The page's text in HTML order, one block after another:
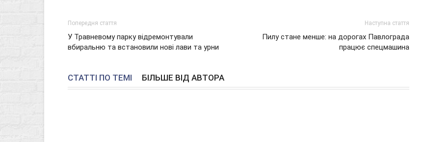
Попередня стаття
У Травневому парку відремонтували
вбиральню та встановили нові лави та урни
Наступна стаття
Пилу стане менше: на дорогах Павлограда
працює спецмашина
СТАТТІ ПО ТЕМІ БІЛЬШЕ ВІД АВТОРА